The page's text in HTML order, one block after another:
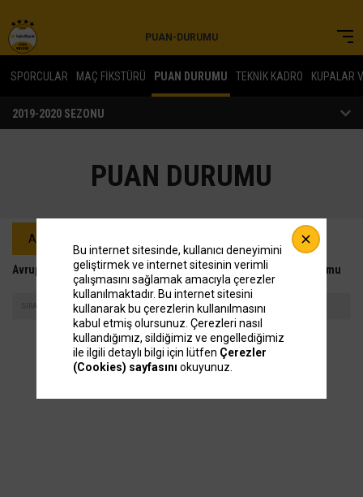
PUAN-DURUMU
SPORCULAR MAÇ FİKSTÜRÜ PUAN DURUMU TEKNİK KADRO KUPALAR
PUAN DURUMU
Avrupa Bayanlar Voleybol Şampiyonlar Ligi 2019-2020 Puan Durumu
TAKIM OYNANAN PUAN
Bu internet sitesinde, kullanıcı deneyimini
geliştirmek ve internet sitesinin verimli
çalışmasını sağlamak amacıyla çerezler
kullanılmaktadır. Bu internet sitesini
kullanarak bu çerezlerin kullanılmasını
kabul etmiş olursunuz. Çerezleri nasıl
kullandığımız, sildiğimiz ve engellediğimiz
ile ilgili detaylı bilgi için lütfen Çerezler
(Cookies) sayfasını okuyunuz.